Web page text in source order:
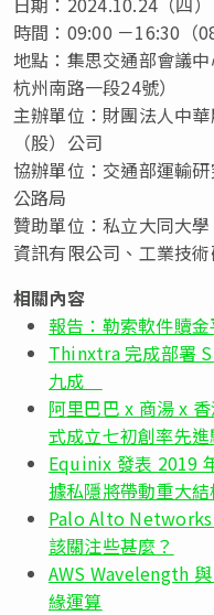
時間：09:00 －16:30（
地點：集思交通部會議
杭州南路一段24號）
主辦單位：財團法人中
（股）公司
協辦單位：交通部運輸
公路局
贊助單位：私立大同大
資訊有限公司、工業技
相關內容
報告：勒索軟件贖
Thinxtra 完成部署
九成
阿里巴巴 x 商湯 x
式成立七初創率先
Equinix 發表 2019
據私隱將帶動重大
Palo Alto Networks
該關注些甚麼？
AWS Wavelength
緣運算